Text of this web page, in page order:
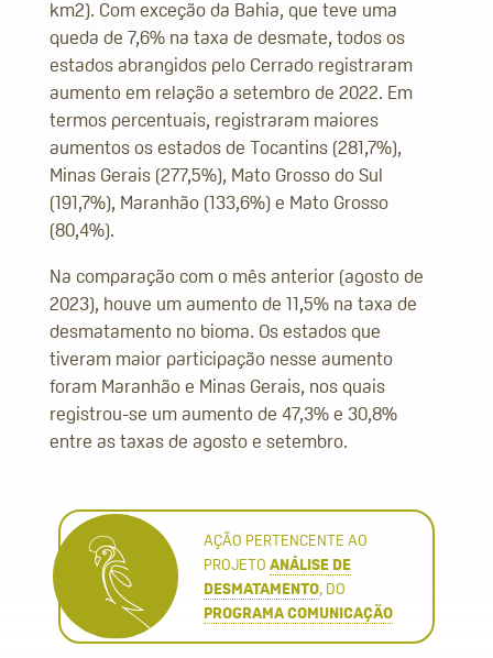
km2). Com exceção da Bahia, que teve uma
queda de 7,6% na taxa de desmate, todos os
estados abrangidos pelo Cerrado registraram
aumento em relação a setembro de 2022. Em
termos percentuais, registraram maiores
aumentos os estados de Tocantins (281,7%),
Minas Gerais (277,5%), Mato Grosso do Sul
(191,7%), Maranhão (133,6%) e Mato Grosso
(80,4%).
Na comparação com o mês anterior (agosto de
2023), houve um aumento de 11,5% na taxa de
desmatamento no bioma. Os estados que
tiveram maior participação nesse aumento
foram Maranhão e Minas Gerais, nos quais
registrou-se um aumento de 47,3% e 30,8%
entre as taxas de agosto e setembro.
AÇÃO PERTENCENTE AO
PROJETO ANÁLISE DE
DESMATAMENTO, DO
PROGRAMA COMUNICAÇÃO